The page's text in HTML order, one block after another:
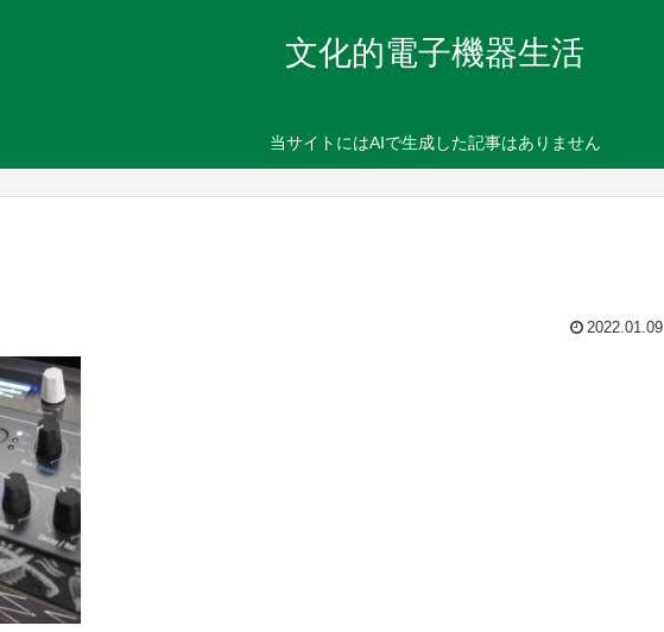
文化的電子機器生活
当サイトにはAIで生成した記事はありません
2022.01.09